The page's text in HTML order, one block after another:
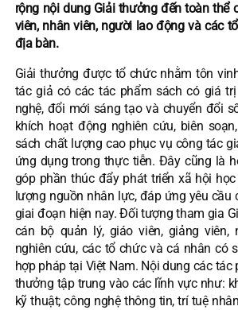
rộng nội dung Giải thưởng đến toàn thể
viên, nhân viên, người lao động và các
địa bàn.
Giải thưởng được tổ chức nhằm tôn
tác giả có các tác phẩm sách có giá
nghệ, đổi mới sáng tạo và chuyển đổi
khích hoạt động nghiên cứu, biên
sách chất lượng cao phục vụ công tác
ứng dụng trong thực tiễn. Đây cũng là
góp phần thúc đẩy phát triển xã hội
lượng nguồn nhân lực, đáp ứng yêu cầu
giai đoạn hiện nay. Đối tượng tham gia
cán bộ quản lý, giáo viên, giảng viên,
nghiên cứu, các tổ chức và cá nhân có
hợp pháp tại Việt Nam. Nội dung các tác
thưởng tập trung vào các lĩnh vực như:
kỹ thuật; công nghệ thông tin, trí tuệ